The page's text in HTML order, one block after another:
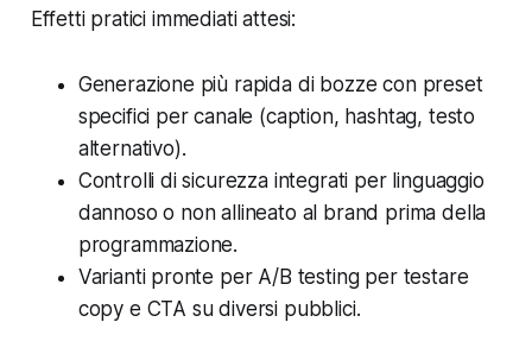
Effetti pratici immediati attesi:
Generazione più rapida di bozze con preset
specifici per canale (caption, hashtag, testo
alternativo).
Controlli di sicurezza integrati per linguaggio
dannoso o non allineato al brand prima della
programmazione.
Varianti pronte per A/B testing per testare
copy e CTA su diversi pubblici.